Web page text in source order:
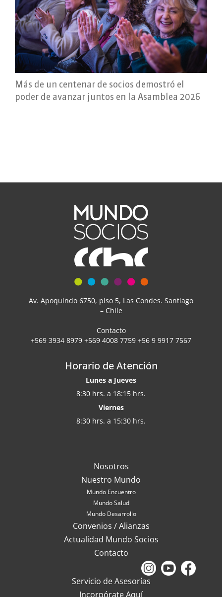
Más de un centenar de socios demostró el
poder de avanzar juntos en la Asamblea 2026
Av. Apoquindo 6750, piso 5, Las Condes. Santiago
– Chile
Contacto
+569 3934 8979 +569 4008 7759 +56 9 9917 7567
Horario de Atención
Lunes a Jueves
8:30 hrs. a 18:15 hrs.
Viernes
8:30 hrs. a 15:30 hrs.
Nosotros
Nuestro Mundo
Mundo Encuentro
Mundo Salud
Mundo Desarrollo
Convenios / Alianzas
Actualidad Mundo Socios
Contacto
Servicio de Asesorías
Incorpórate Aquí